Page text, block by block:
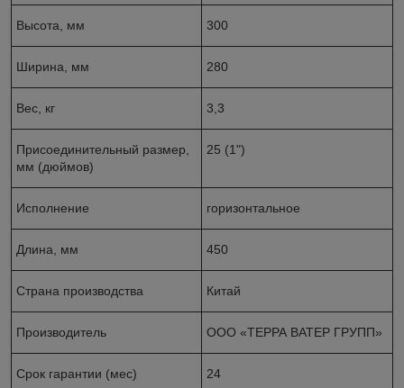
Высота, мм 300
Ширина, мм 280
Вес, кг 3,3
Присоединительный размер,
мм (дюймов)
25 (1")
Исполнение горизонтальное
Длина, мм 450
Страна производства Китай
Производитель ООО «ТЕРРА ВАТЕР ГРУПП»
Срок гарантии (мес) 24